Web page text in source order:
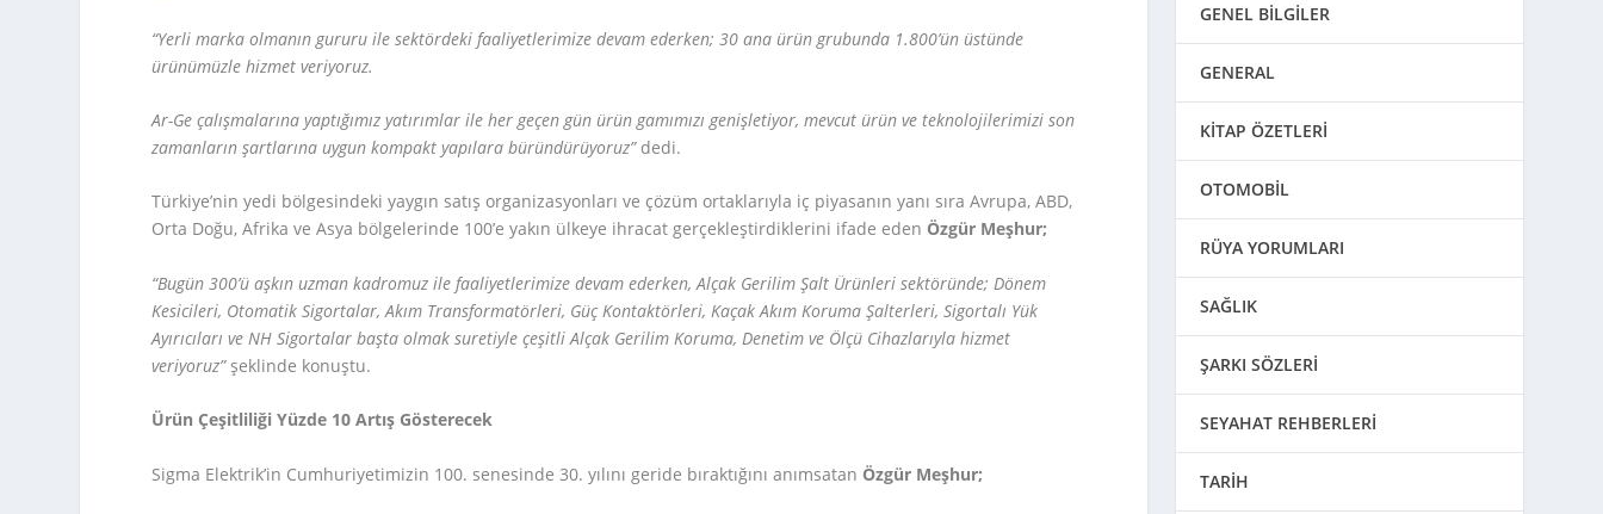
“Yerli marka olmanın gururu ile sektördeki faaliyetlerimize devam ederken; 30 ana ürün grubunda 1.800’ün üstünde
ürünümüzle hizmet veriyoruz.
Ar-Ge çalışmalarına yaptığımız yatırımlar ile her geçen gün ürün gamımızı genişletiyor, mevcut ürün ve teknolojilerimizi son
zamanların şartlarına uygun kompakt yapılara büründürüyoruz”dedi.
Türkiye’nin yedi bölgesindeki yaygın satış organizasyonları ve çözüm ortaklarıyla iç piyasanın yanı sıra Avrupa, ABD,
Orta Doğu, Afrika ve Asya bölgelerinde 100’e yakın ülkeye ihracat gerçekleştirdiklerini ifade eden Özgür Meşhur;
“Bugün 300’ü aşkın uzman kadromuz ile faaliyetlerimize devam ederken, Alçak Gerilim Şalt Ürünleri sektöründe; Dönem
Kesicileri, Otomatik Sigortalar, Akım Transformatörleri, Güç Kontaktörleri, Kaçak Akım Koruma Şalterleri, Sigortalı Yük
Ayırıcıları ve NH Sigortalar başta olmak suretiyle çeşitli Alçak Gerilim Koruma, Denetim ve Ölçü Cihazlarıyla hizmet
veriyoruz”şeklinde konuştu.
Ürün Çeşitliliği Yüzde 10 Artış Gösterecek
Sigma Elektrik’in Cumhuriyetimizin 100. senesinde 30. yılını geride bıraktığını anımsatan Özgür Meşhur;
GENEL BİLGİLER
GENERAL
KİTAP ÖZETLERİ
OTOMOBİL
RÜYA YORUMLARI
SAĞLIK
ŞARKI SÖZLERİ
SEYAHAT REHBERLERİ
TARİH